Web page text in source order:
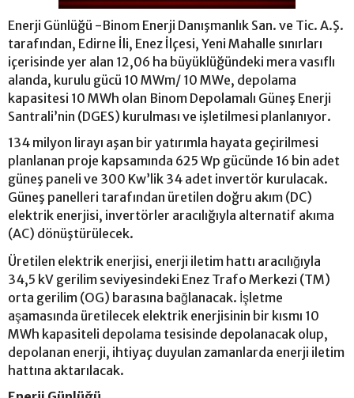
Enerji Günlüğü -Binom Enerji Danışmanlık San. ve Tic. A.Ş.
tarafından, Edirne İli, Enez İlçesi, Yeni Mahalle sınırları
içerisinde yer alan 12,06 ha büyüklüğündeki mera vasıflı
alanda, kurulu gücü 10 MWm/ 10 MWe, depolama
kapasitesi 10 MWh olan Binom Depolamalı Güneş Enerji
Santrali’nin (DGES) kurulması ve işletilmesi planlanıyor.
134 milyon lirayı aşan bir yatırımla hayata geçirilmesi
planlanan proje kapsamında 625 Wp gücünde 16 bin adet
güneş paneli ve 300 Kw’lik 34 adet invertör kurulacak.
Güneş panelleri tarafından üretilen doğru akım (DC)
elektrik enerjisi, invertörler aracılığıyla alternatif akıma
(AC) dönüştürülecek.
Üretilen elektrik enerjisi, enerji iletim hattı aracılığıyla
34,5 kV gerilim seviyesindeki Enez Trafo Merkezi (TM)
orta gerilim (OG) barasına bağlanacak. İşletme
aşamasında üretilecek elektrik enerjisinin bir kısmı 10
MWh kapasiteli depolama tesisinde depolanacak olup,
depolanan enerji, ihtiyaç duyulan zamanlarda enerji iletim
hattına aktarılacak.